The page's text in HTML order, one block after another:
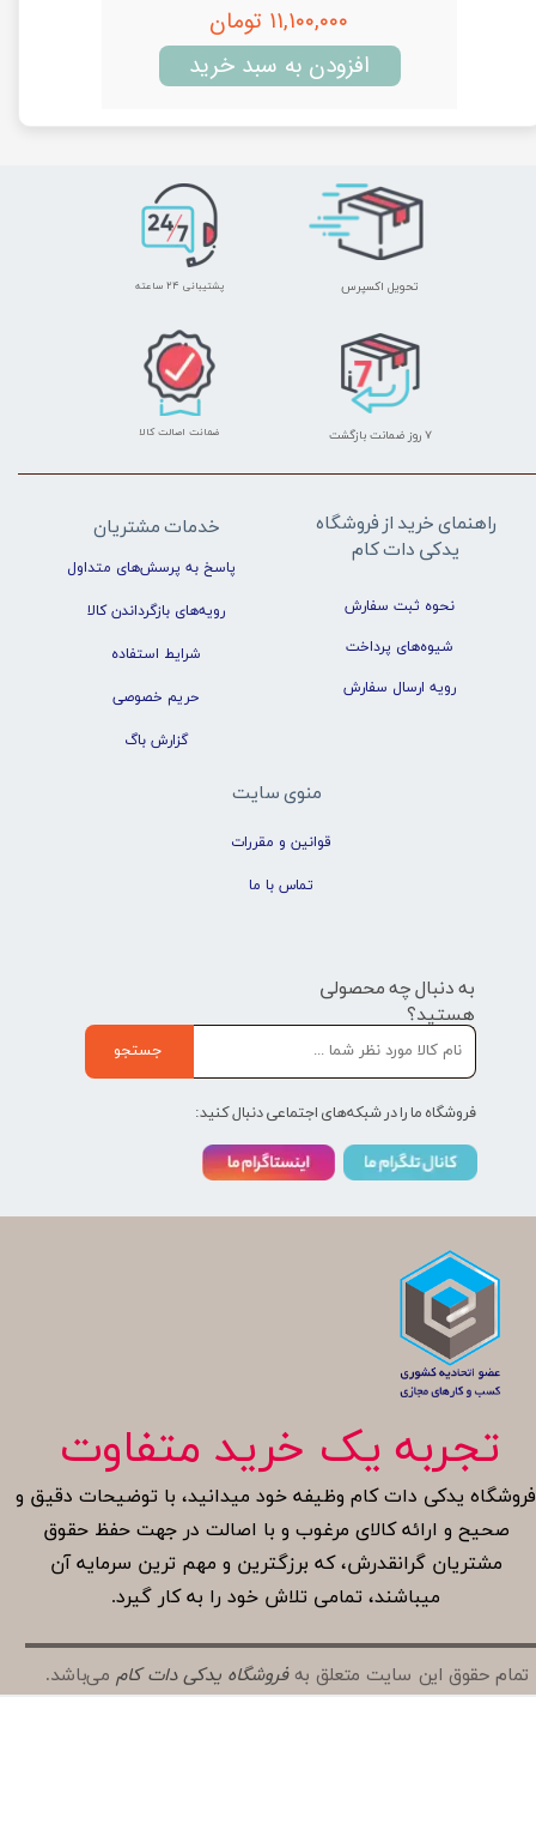
۱۱,۱۰۰,۰۰۰ تومان
افزودن به سبد خرید
تجربه یک خرید متفاوت
فروشگاه یدکی دات کام وظیفه خود میدانید، با توضیحات دقیق و
صحیح و ارائه کالای مرغوب و با اصالت در جهت حفظ حقوق
مشتریان گرانقدرش، که برزگترین و مهم ترین سرمایه آن
میباشند، تمامی تلاش خود را به کار گیرد.
تمام حقوق این سایت متعلق بهفروشگاه یدکی دات کاممی‌باشد.
تحویل اکسپرس پشتیبانی ۲۴ ساعته
۷ روز ضمانت بازگشت ضمانت اصالت کالا
راهنمای خرید از فروشگاه
یدکی دات کام
نحوه ثبت سفارش
شیوه‌های پرداخت
رویه ارسال سفارش
خدمات مشتریان
پاسخ به پرسش‌های متداول
رویه‌های بازگرداندن کالا
شرایط استفاده
حریم خصوصی
گزارش باگ
منوی سایت
قوانین و مقررات
تماس با ما
به دنبال چه محصولی
هستید؟
جستجو
فروشگاه ما را در شبکه‌های اجتماعی دنبال کنید: